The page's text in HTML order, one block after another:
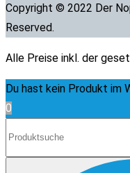
Copyright © 2022 Der
Reserved.
Alle Preise inkl. der
Du hast kein Produkt im
0